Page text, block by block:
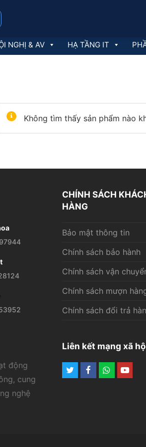
NGHỊ & AV HẠ TẦNG IT
Không tìm thấy sản phẩm nào
động
cung
nghệ
CHÍNH SÁCH
HÀNG
Bảo mật thông tin
Chính sách bảo hành
Chính sách vận
Chính sách mượn
Chính sách đổi trả
Liên kết mạng xã
TwitterFacebook
Whatsapp